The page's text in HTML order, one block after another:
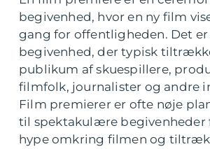
begivenhed, hvor en ny film
gang for offentligheden. Det er
begivenhed, der typisk
publikum af skuespillere,
filmfolk, journalister og andre
Film premierer er ofte nøje
til spektakulære begivenheder
hype omkring filmen og